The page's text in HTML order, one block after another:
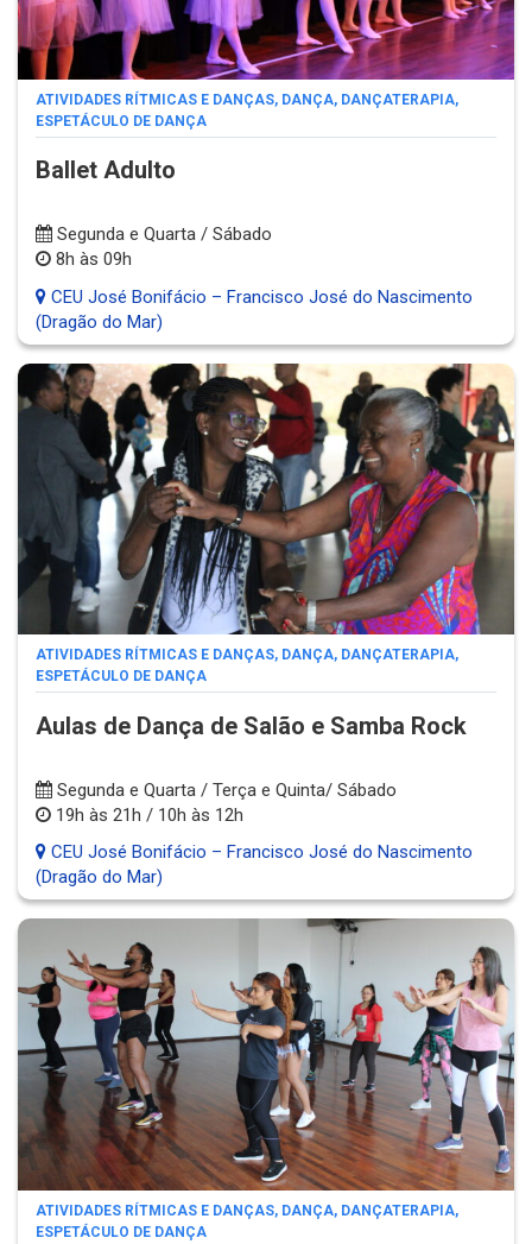
ATIVIDADES RÍTMICAS E DANÇAS, DANÇA, DANÇATERAPIA,
ESPETÁCULO DE DANÇA
Ballet Adulto
Segunda e Quarta / Sábado
8h às 09h
CEU José Bonifácio – Francisco José do Nascimento
(Dragão do Mar)
ATIVIDADES RÍTMICAS E DANÇAS, DANÇA, DANÇATERAPIA,
ESPETÁCULO DE DANÇA
Aulas de Dança de Salão e Samba Rock
Segunda e Quarta / Terça e Quinta/ Sábado
19h às 21h / 10h às 12h
CEU José Bonifácio – Francisco José do Nascimento
(Dragão do Mar)
ATIVIDADES RÍTMICAS E DANÇAS, DANÇA, DANÇATERAPIA,
ESPETÁCULO DE DANÇA